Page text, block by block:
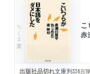
ちくま文庫 赤
出版社品切れ文庫判336頁